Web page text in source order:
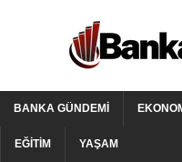
BANKA GÜNDEMI
EĞITIM YAŞAM